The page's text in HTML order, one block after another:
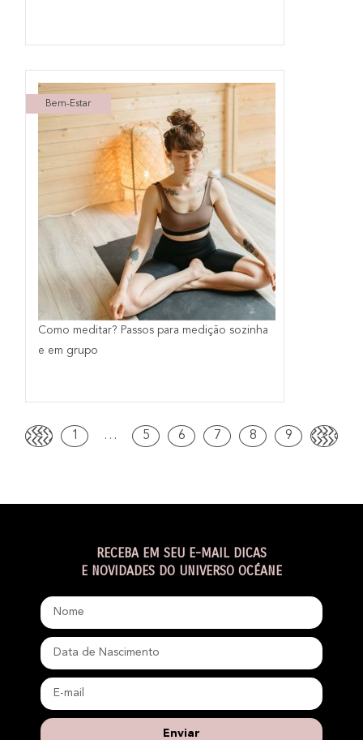
Bem-Estar
Como meditar? Passos para medição sozinha
e em grupo
< 1 … 5 6 7 8 9 >
RECEBA EM SEU E-MAIL DICAS
E NOVIDADES DO UNIVERSO OCÉANE
Enviar